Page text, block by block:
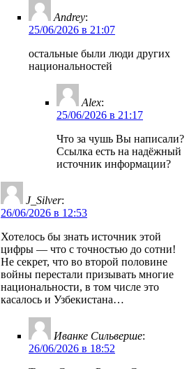
Andrey:
25/06/2026 в 21:07
остальные были люди других
национальностей
Alex:
25/06/2026 в 21:17
Что за чушь Вы написали?
Ссылка есть на надёжный
источник информации?
J_Silver:
26/06/2026 в 12:53
Хотелось бы знать источник этой
цифры — что с точностью до сотни!
Не секрет, что во второй половине
войны перестали призывать многие
национальности, в том числе это
касалось и Узбекистана…
Иванке Сильверше:
26/06/2026 в 18:52